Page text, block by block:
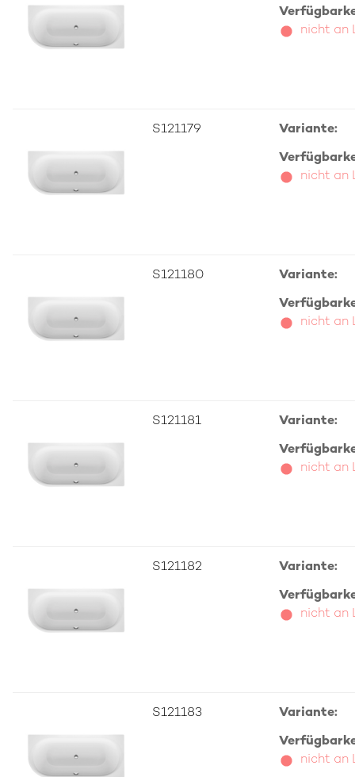
nicht an
S121179 Variante:
nicht an
S121180 Variante:
nicht an
S121181 Variante:
nicht an
S121182 Variante:
nicht an
S121183 Variante:
nicht an